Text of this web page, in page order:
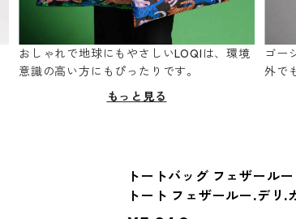
おしゃれで地球にもやさしいLOQIは、環境
意識の高い方にもぴったりです。
もっと見る
ゴー
外で
トートバッグ フェザール
トート フェザールー.デリ.